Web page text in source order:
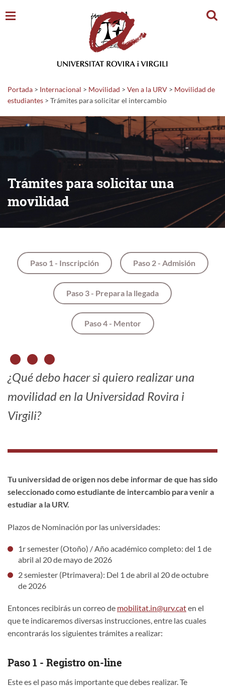
Portada > Internacional > Movilidad > Ven a la URV > Movilidad de
estudiantes > Trámites para solicitar el intercambio
Trámites para solicitar una
movilidad
Paso 1 - Inscripción Paso 2 - Admisión
Paso 3 - Prepara la llegada
Paso 4 - Mentor
¿Qué debo hacer si quiero realizar una
movilidad en la Universidad Rovira i
Virgili?
Tu universidad de origen nos debe informar de que has sido
seleccionado como estudiante de intercambio para venir a
estudiar a la URV.
Plazos de Nominación por las universidades:
1r semester (Otoño) / Año académico completo: del 1 de
abril al 20 de mayo de 2026
2 semiester (Ptrimavera): Del 1 de abril al 20 de octubre
de 2026
Entonces recibirás un correo de mobilitat.in@urv.caten el
que te indicaremos diversas instrucciones, entre las cuales
encontrarás los siguientes trámites a realizar:
Paso 1 - Registro on-line
Este es el paso más importante que debes realizar. Te